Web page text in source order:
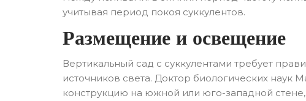
учитывая период покоя суккулентов.
Размещение и освещение
Вертикальный сад с суккулентами требует
источников света. Доктор биологических
конструкцию на южной или юго-западной стене,